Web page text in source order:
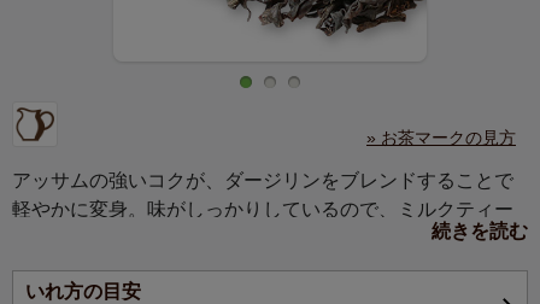
» お茶マークの見方
アッサムの強いコクが、ダージリンをブレンドすることで
軽やかに変身。味がしっかりしているので、ミルクティー
続きを読む
いれ方の目安